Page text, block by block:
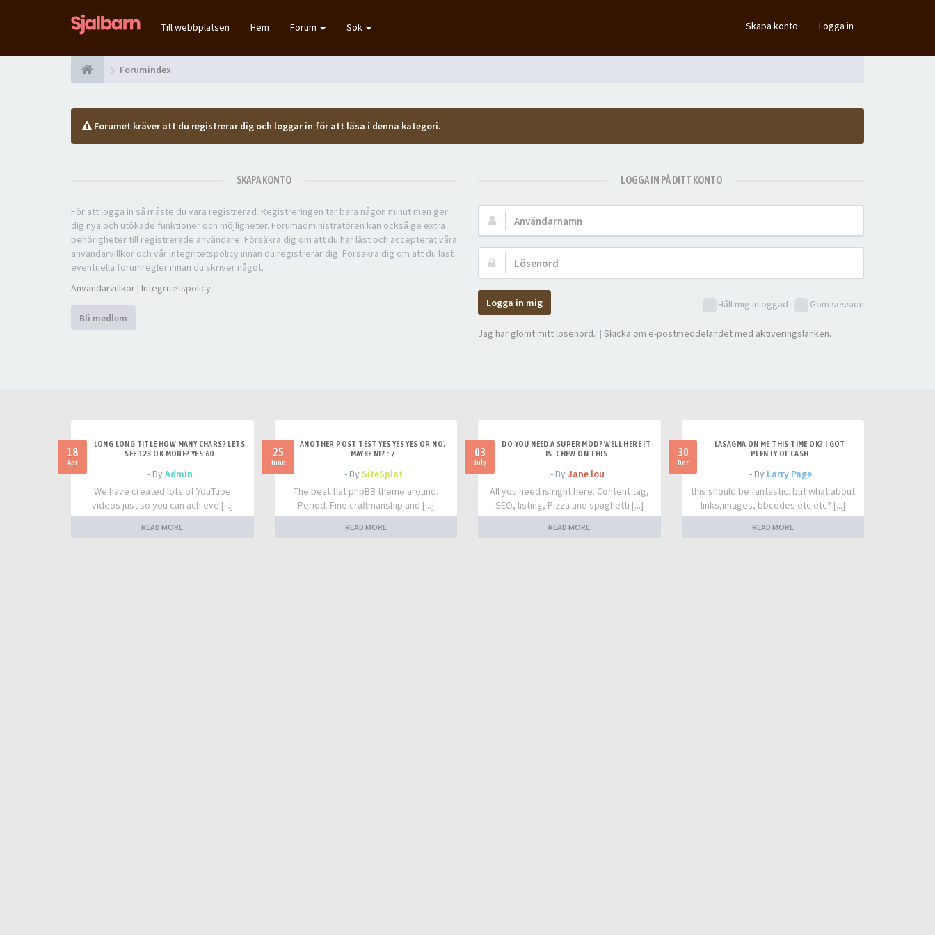
Till webbplatsen Hem Forum Sök Skapa konto Logga in
Forumindex
Forumet kräver att du registrerar dig och loggar in för att läsa i denna kategori.
SKAPA KONTO
För att logga in så måste du vara registrerad. Registreringen tar bara någon minut men ger
dig nya och utökade funktioner och möjligheter. Forumadministratören kan också ge extra
behörigheter till registrerade användare. Försäkra dig om att du har läst och accepterat våra
användarvillkor och vår integritetspolicy innan du registrerar dig. Försäkra dig om att du läst
eventuella forumregler innan du skriver något.
Användarvillkor | Integritetspolicy
Bli medlem
LOGGA IN PÅ DITT KONTO
Användarnamn:
Lösenord:
Håll mig inloggad Göm session
Logga in mig
Jag har glömt mitt lösenord. | Skicka om e-postmeddelandet med aktiveringslänken.
18
Apr
LONG LONG TITLE HOW MANY CHARS? LETS
SEE 123 OK MORE? YES 60
- ByAdmin
We have created lots of YouTube
videos just so you can achieve [...]
READ MORE
25
June
ANOTHER POST TEST YES YES YES OR NO,
MAYBE NI? :-/
- BySiteSplat
The best flat phpBB theme around.
Period. Fine craftmanship and [...]
READ MORE
03
July
DO YOU NEED A SUPER MOD? WELL HERE IT
IS. CHEW ON THIS
- By Jane lou
All you need is right here. Content tag,
SEO, listing, Pizza and spaghetti [...]
READ MORE
30
Dec
LASAGNA ON ME THIS TIME OK? I GOT
PLENTY OF CASH
- By Larry Page
this should be fantastic. but what about
links,images, bbcodes etc etc? [...]
READ MORE